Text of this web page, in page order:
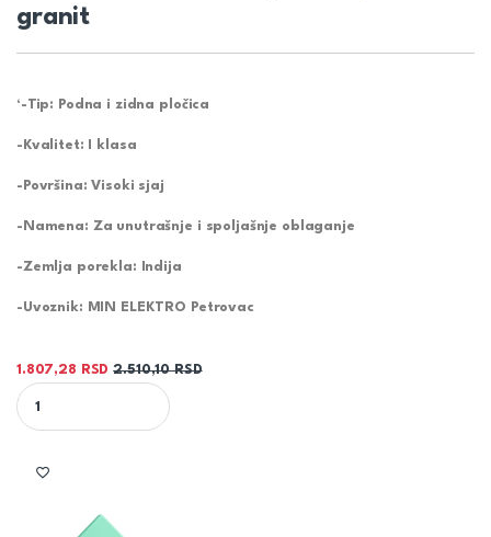
granit
‘-Tip: Podna i zidna pločica
-Kvalitet: I klasa
-Površina: Visoki sjaj
-Namena: Za unutrašnje i spoljašnje oblaganje
-Zemlja porekla: Indija
-Uvoznik: MIN ELEKTRO Petrovac
1.807,28 RSD 2.510,10RSD
CURA GREY 60X120 pločica polirani granit quantity